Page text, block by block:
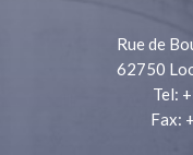
Rue de
62750
Tel:
Fax: